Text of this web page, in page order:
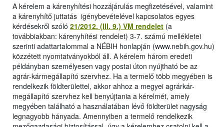
A kérelem a kárenyhítési hozzájárulás megfizetésével, valamint
a kárenyhítő juttatás igénybevételével kapcsolatos egyes
kérdésekről szóló 21/2012. (III. 9.) VM rendelet (a
továbbiakban: kárenyhítési rendelet) 3-7. számú mellékletei
szerinti adattartalommal a NÉBIH honlapján (www.nebih.gov.hu)
közzétett nyomtatványokból áll. A kérelem három eredeti
példányban személyesen vagy postai úton nyújtható be az
agrár-kármegállapító szervhez. Ha a termelő több megyében is
rendelkezik földterülettel, akkor ahhoz a megyei agrárkár-
megállapító szervhez kell benyújtania a kérelmét, amely
megyében található a használatában lévő földterület nagyság
legnagyobb hányada. Amennyiben a termelő rendelkezik